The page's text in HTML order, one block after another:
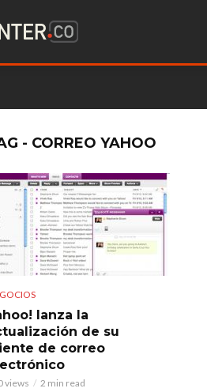
- CORREO YAHOO
lanza la
de su
de correo
views 2 min read